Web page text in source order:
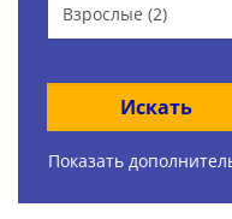
Взрослые (2)
Искать
Показать